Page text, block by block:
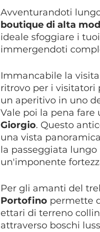
Avventurandoti
boutique di alta
ideale sfoggiare i
immergendoti
Immancabile la
ritrovo per i visitatori
un aperitivo in uno
Vale poi la pena fare
Giorgio. Questo
una vista
la passeggiata
un'imponente
Per gli amanti del
Portofino permette
ettari di terreno
attraverso boschi